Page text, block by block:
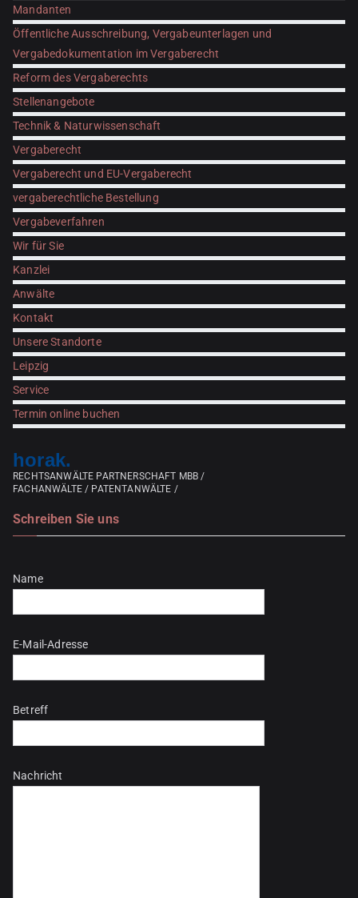
Mandanten
Öffentliche Ausschreibung, Vergabeunterlagen und
Vergabedokumentation im Vergaberecht
Reform des Vergaberechts
Stellenangebote
Technik & Naturwissenschaft
Vergaberecht
Vergaberecht und EU-Vergaberecht
vergaberechtliche Bestellung
Vergabeverfahren
Wir für Sie
Kanzlei
Anwälte
Kontakt
Unsere Standorte
Leipzig
Service
Termin online buchen
horak.
RECHTSANWÄLTE PARTNERSCHAFT MBB /
FACHANWÄLTE / PATENTANWÄLTE /
Schreiben Sie uns
Name
E-Mail-Adresse
Betreff
Nachricht